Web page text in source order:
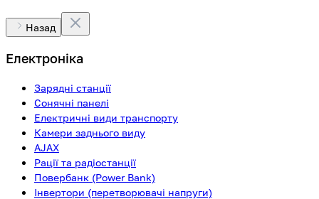
Назад
Електроніка
Зарядні станції
Сонячні панелі
Електричні види транспорту
Камери заднього виду
AJAX
Рації та радіостанції
Повербанк (Power Bank)
Інвертори (перетворювачі напруги)